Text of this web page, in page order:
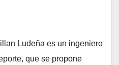
Ludeña es un ingeniero
que se propone